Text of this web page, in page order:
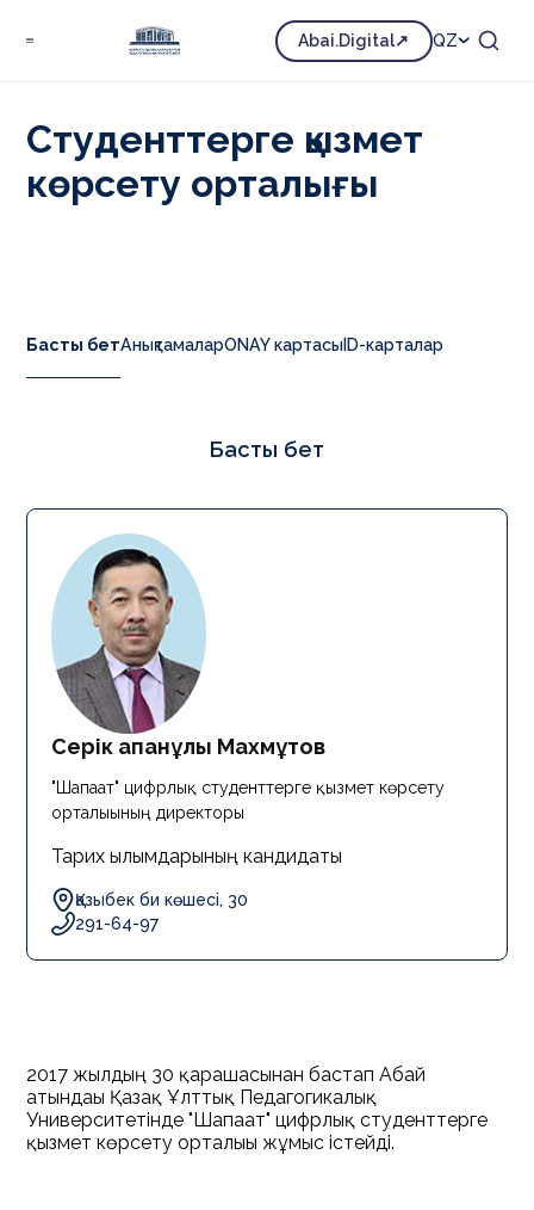
Abai.Digital QZ
Білім алушыларға
Студенттерге қызмет көрсету орталығы
Студенттерге қызмет
көрсету орталығы
Басты бетАнықтамаларONAY картасы ID-карталар
Басты бет
Серік Қапанұлы Махмұтов
"Шапағат" цифрлық студенттерге қызмет көрсету
орталығының директоры
Тарих ғылымдарының кандидаты
Қазыбек би көшесі, 30
291-64-97
2017 жылдың 30 қарашасынан бастап Абай
атындағы Қазақ Ұлттық Педагогикалық
Университетінде "Шапағат" цифрлық студенттерге
қызмет көрсету орталығы жұмыс істейді.